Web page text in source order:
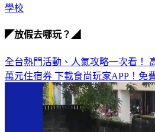
學校
◤放假去哪玩？◢
全台熱門活動、人氣攻略一次看！
萬元住宿券 下載食尚玩家APP！免